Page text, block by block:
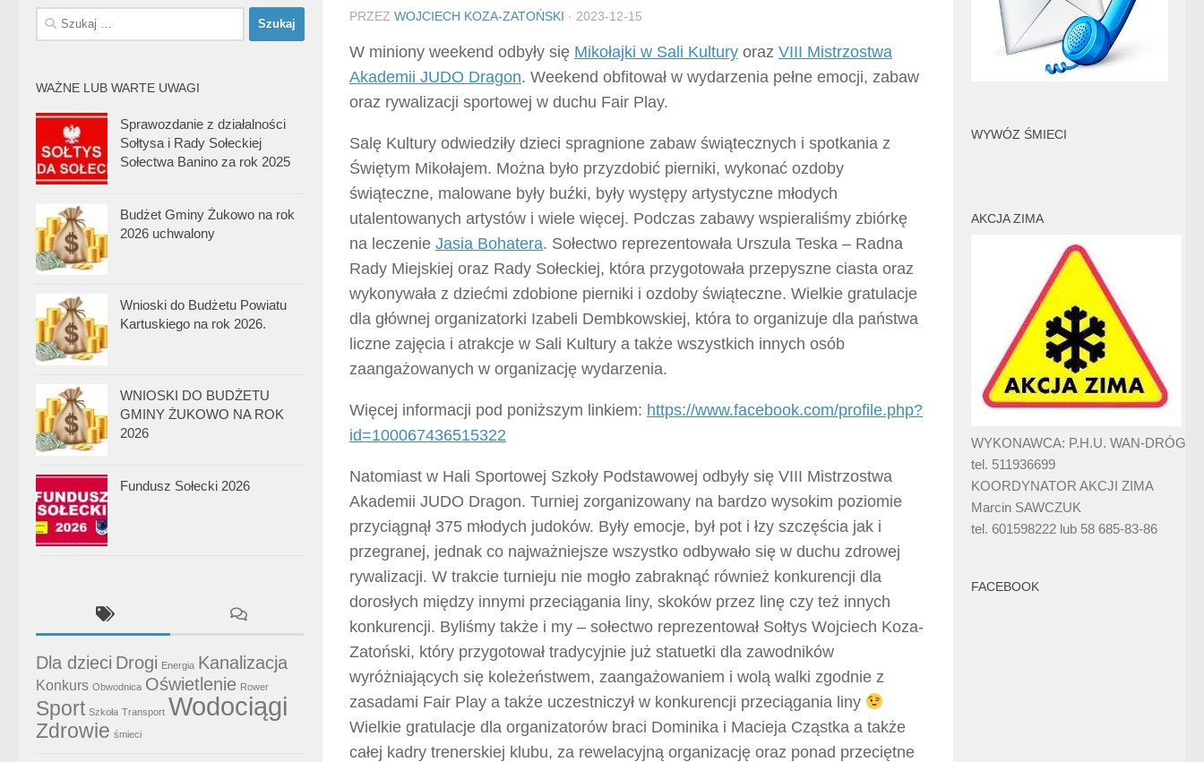
PRZEZ WOJCIECH KOZA-ZATOŃSKI · 2023-12-15
W miniony weekend odbyły się Mikołajki w Sali Kultury oraz VIII Mistrzostwa
Akademii JUDO Dragon. Weekend obfitował w wydarzenia pełne emocji, zabaw
oraz rywalizacji sportowej w duchu Fair Play.
Salę Kultury odwiedziły dzieci spragnione zabaw świątecznych i spotkania z
Świętym Mikołajem. Można było przyzdobić pierniki, wykonać ozdoby
świąteczne, malowane były buźki, były występy artystyczne młodych
utalentowanych artystów i wiele więcej. Podczas zabawy wspieraliśmy zbiórkę
na leczenie Jasia Bohatera. Sołectwo reprezentowała Urszula Teska – Radna
Rady Miejskiej oraz Rady Sołeckiej, która przygotowała przepyszne ciasta oraz
wykonywała z dziećmi zdobione pierniki i ozdoby świąteczne. Wielkie gratulacje
dla głównej organizatorki Izabeli Dembkowskiej, która to organizuje dla państwa
liczne zajęcia i atrakcje w Sali Kultury a także wszystkich innych osób
zaangażowanych w organizację wydarzenia.
Więcej informacji pod poniższym linkiem: https://www.facebook.com/profile.php?
id=100067436515322
Natomiast w Hali Sportowej Szkoły Podstawowej odbyły się VIII Mistrzostwa
Akademii JUDO Dragon. Turniej zorganizowany na bardzo wysokim poziomie
przyciągnął 375 młodych judoków. Były emocje, był pot i łzy szczęścia jak i
przegranej, jednak co najważniejsze wszystko odbywało się w duchu zdrowej
rywalizacji. W trakcie turnieju nie mogło zabraknąć również konkurencji dla
dorosłych między innymi przeciągania liny, skoków przez linę czy też innych
konkurencji. Byliśmy także i my – sołectwo reprezentował Sołtys Wojciech Koza-
Zatoński, który przygotował tradycyjnie już statuetki dla zawodników
wyróżniających się koleżeństwem, zaangażowaniem i wolą walki zgodnie z
zasadami Fair Play a także uczestniczył w konkurencji przeciągania liny
Wielkie gratulacje dla organizatorów braci Dominika i Macieja Cząstka a także
całej kadry trenerskiej klubu, za rewelacyjną organizację oraz ponad przeciętne
Szukaj:
WAŻNE LUB WARTE UWAGI
Sprawozdanie z działalności
Sołtysa i Rady Sołeckiej
Sołectwa Banino za rok 2025
Budżet Gminy Żukowo na rok
2026 uchwalony
Wnioski do Budżetu Powiatu
Kartuskiego na rok 2026.
WNIOSKI DO BUDŻETU
GMINY ŻUKOWO NA ROK
2026
Fundusz Sołecki 2026
Dla dzieci Drogi Energia Kanalizacja
Konkurs Obwodnica Oświetlenie Rower
Sport Szkoła Transport Wodociągi
Zdrowie śmieci
WYWÓZ ŚMIECI
AKCJA ZIMA
WYKONAWCA: P.H.U. WAN-DRÓG
tel. 511936699
KOORDYNATOR AKCJI ZIMA
Marcin SAWCZUK
tel. 601598222 lub 58 685-83-86
FACEBOOK